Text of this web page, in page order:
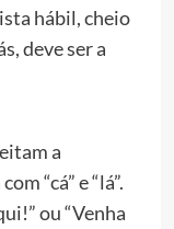
hábil, cheio
deve ser a
a
“cá” e “lá”.
ou “Venha